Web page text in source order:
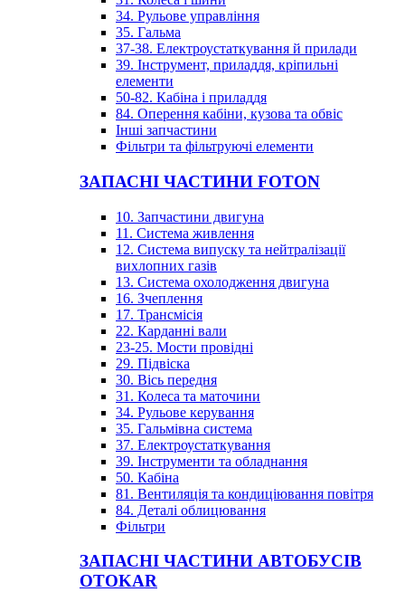
34. Рульове управління
35. Гальма
37-38. Електроустаткування й прилади
39. Інструмент, приладдя, кріпильні
елементи
50-82. Кабіна і приладдя
84. Оперення кабіни, кузова та обвіс
Інші запчастини
Фільтри та фільтруючі елементи
ЗАПАСНІ ЧАСТИНИ FOTON
10. Запчастини двигуна
11. Система живлення
12. Система випуску та нейтралізації
вихлопних газів
13. Система охолодження двигуна
16. Зчеплення
17. Трансмісія
22. Карданні вали
23-25. Мости провідні
29. Підвіска
30. Вісь передня
31. Колеса та маточини
34. Рульове керування
35. Гальмівна система
37. Електроустаткування
39. Інструменти та обладнання
50. Кабіна
81. Вентиляція та кондиціювання повітря
84. Деталі облицювання
Фільтри
ЗАПАСНІ ЧАСТИНИ АВТОБУСІВ
OTOKAR